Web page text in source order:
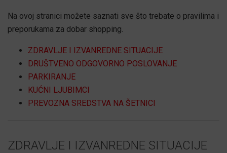
Na ovoj stranici možete saznati sve što trebate o pravilima i
preporukama za dobar shopping.
ZDRAVLJE I IZVANREDNE SITUACIJE
DRUŠTVENO ODGOVORNO POSLOVANJE
PARKIRANJE
KUĆNI LJUBIMCI
PREVOZNA SREDSTVA NA ŠETNICI
ZDRAVLJE I IZVANREDNE SITUACIJE